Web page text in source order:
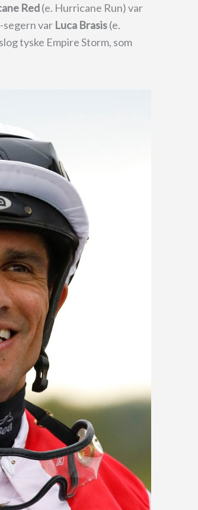
Red(e. Hurricane Run) var
segern var Luca Brasis(e.
tyske Empire Storm, som